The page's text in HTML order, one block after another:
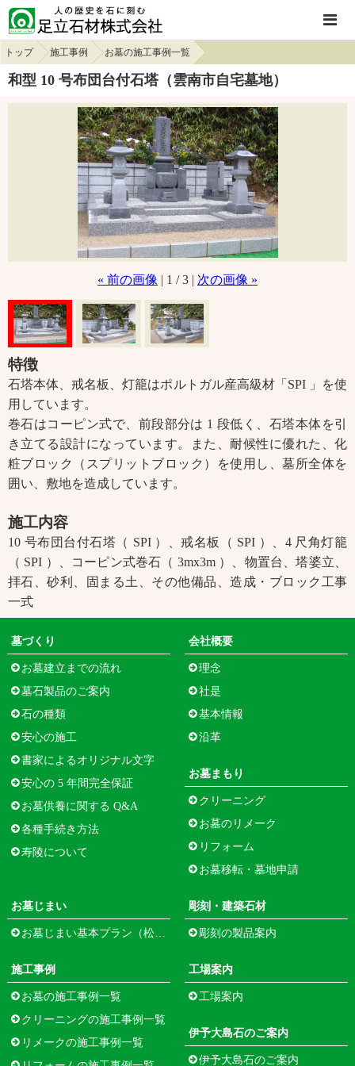
トップ 施工事例 お墓の施工事例一覧
和型 10 号布団台付石塔（雲南市自宅墓地）
« 前の画像 | 1 / 3 | 次の画像 »
特徴
石塔本体、戒名板、灯籠はポルトガル産高級材「SPI 」を使
用しています。
巻石はコーピン式で、前段部分は 1 段低く、石塔本体を引
き立てる設計になっています。また、耐候性に優れた、化
粧ブロック（スプリットブロック）を使用し、墓所全体を
囲い、敷地を造成しています。
施工内容
10 号布団台付石塔（ SPI ）、戒名板（ SPI ）、4 尺角灯籠
（ SPI ）、コーピン式巻石（ 3mx3m ）、物置台、塔婆立、
拝石、砂利、固まる土、その他備品、造成・ブロック工事
一式
墓づくり
お墓建立までの流れ
墓石製品のご案内
石の種類
安心の施工
書家によるオリジナル文字
安心の 5 年間完全保証
お墓供養に関する Q&A
各種手続き方法
寿陵について
会社概要
理念
社是
基本情報
沿革
お墓まもり
クリーニング
お墓のリメーク
リフォーム
お墓移転・墓地申請
お墓じまい
お墓じまい基本プラン（松江市寺町）
彫刻・建築石材
彫刻の製品案内
施工事例
お墓の施工事例一覧
クリーニングの施工事例一覧
リメークの施工事例一覧
工場案内
工場案内
伊予大島石のご案内
伊予大島石のご案内